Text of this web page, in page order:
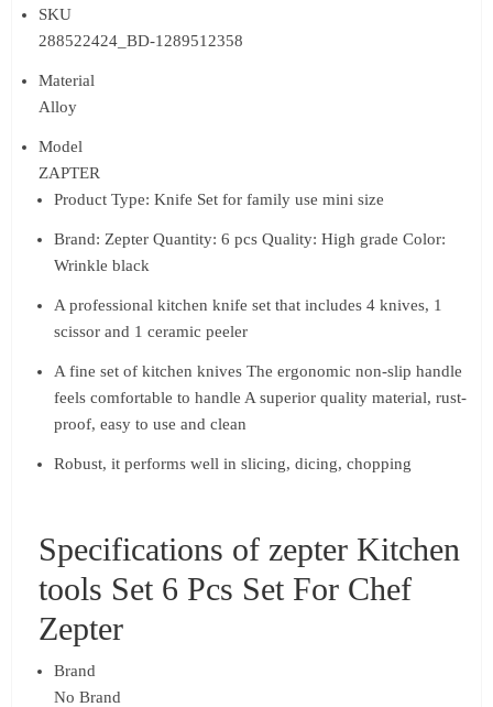
SKU
288522424_BD-1289512358
Material
Alloy
Model
ZAPTER
Product Type: Knife Set for family use mini size
Brand: Zepter Quantity: 6 pcs Quality: High grade Color:
Wrinkle black
A professional kitchen knife set that includes 4 knives, 1
scissor and 1 ceramic peeler
A fine set of kitchen knives The ergonomic non-slip handle
feels comfortable to handle A superior quality material, rust-
proof, easy to use and clean
Robust, it performs well in slicing, dicing, chopping
Specifications of zepter Kitchen
tools Set 6 Pcs Set For Chef
Zepter
Brand
No Brand